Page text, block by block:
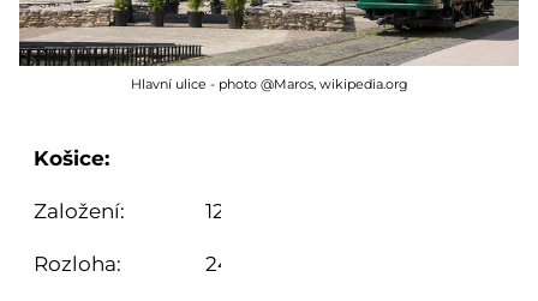
Hlavní ulice - photo @Maros, wikipedia.org
Košice:
Založení: 1230
Rozloha: 243, 73 km²